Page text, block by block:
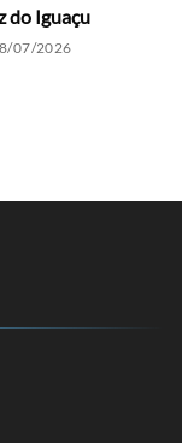
do Iguaçu
07/2026